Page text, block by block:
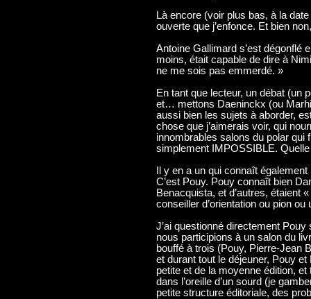
Là encore (voir plus bas, à la
ouverte que j’enfonce. Et bien
Antoine Gallimard s’est dégonflé
moins, était capable de dire à
ne me sois pas emmerdé. »
En tant que lecteur, un débat (un
et… mettons Daeninckx (ou
aussi bien les sujets à aborder,
chose que j’aimerais voir, qui
innombrables salons du polar qui
simplement IMPOSSIBLE.
Il y en a un qui connaît
C’est Pouy. Pouy connaît bien
Benacquista, et d’autres, étaient
conseiller d’orientation ou pion
J’ai questionné directement Pouy
nous participions à un salon du
bouffé à trois (Pouy, Pierre-Jean
et durant tout le déjeuner, Pouy
petite et de la moyenne édition, et
dans l’oreille d’un sourd (je
petite structure éditoriale, des